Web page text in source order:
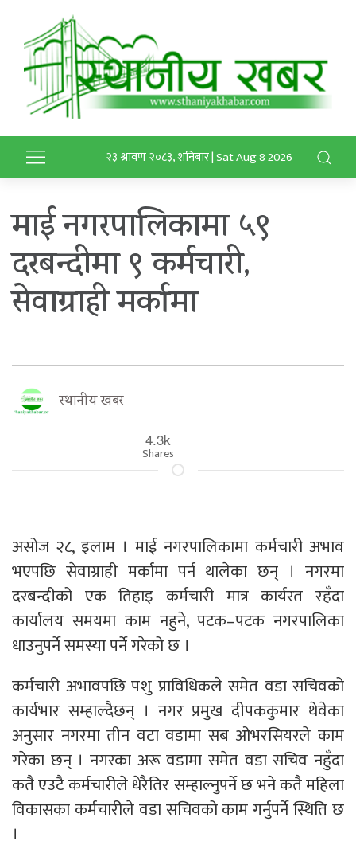
२३ श्रावण २०८३, शनिबार | Sat Aug 8 2026
माई नगरपालिकामा ५९
दरबन्दीमा ९ कर्मचारी,
सेवाग्राही मर्कामा
स्थानीय खबर
4.3k
Shares
असोज २८, इलाम । माई नगरपालिकामा कर्मचारी अभाव
भएपछि सेवाग्राही मर्कामा पर्न थालेका छन् । नगरमा
दरबन्दीको एक तिहाइ कर्मचारी मात्र कार्यरत रहँदा
कार्यालय समयमा काम नहुने, पटक–पटक नगरपालिका
धाउनुपर्ने समस्या पर्ने गरेको छ ।
कर्मचारी अभावपछि पशु प्राविधिकले समेत वडा सचिवको
कार्यभार सम्हाल्दैछन् । नगर प्रमुख दीपककुमार थेवेका
अनुसार नगरमा तीन वटा वडामा सब ओभरसियरले काम
गरेका छन् । नगरका अरू वडामा समेत वडा सचिव नहुँदा
कतै एउटै कर्मचारीले धेरैतिर सम्हाल्नुपर्ने छ भने कतै महिला
विकासका कर्मचारीले वडा सचिवको काम गर्नुपर्ने स्थिति छ
।